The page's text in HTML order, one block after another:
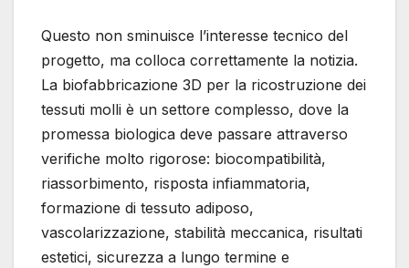
Questo non sminuisce l’interesse tecnico del
progetto, ma colloca correttamente la notizia.
La biofabbricazione 3D per la ricostruzione dei
tessuti molli è un settore complesso, dove la
promessa biologica deve passare attraverso
verifiche molto rigorose: biocompatibilità,
riassorbimento, risposta infiammatoria,
formazione di tessuto adiposo,
vascolarizzazione, stabilità meccanica, risultati
estetici, sicurezza a lungo termine e